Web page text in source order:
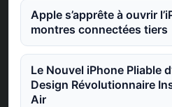
Apple s’apprête à ouvrir
montres connectées tiers
Le Nouvel iPhone Pliable
Design Révolutionnaire
Air